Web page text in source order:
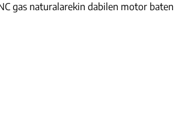
gas naturalarekin dabilen motor